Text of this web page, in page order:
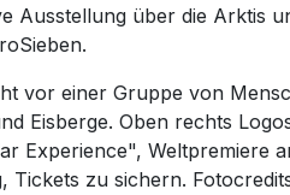
Ausstellung über die Arktis
vor einer Gruppe von
Eisberge. Oben rechts
Experience", Weltpremiere
Tickets zu sichern.